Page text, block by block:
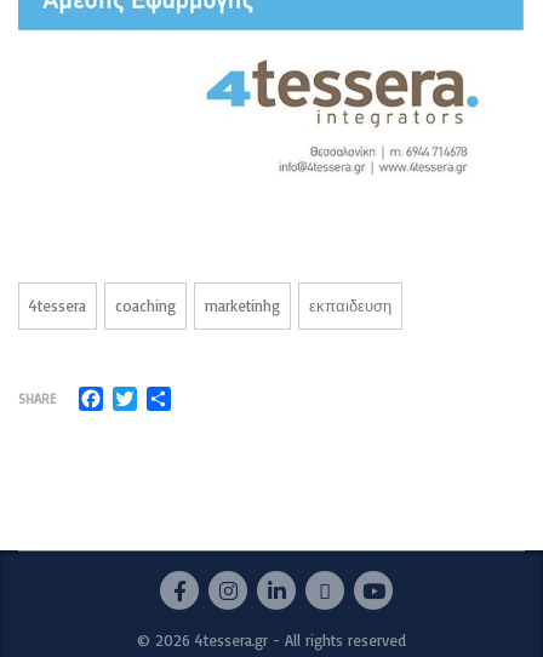
4tessera coaching marketinhg εκπαιδευση
SHARE Facebook
Twitter
© 2026 4tessera.gr - All rights reserved